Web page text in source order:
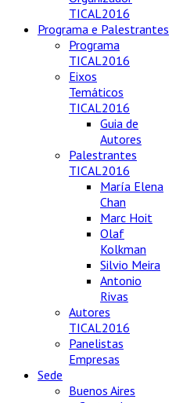
TICAL2016
Programa e Palestrantes
Programa
TICAL2016
Eixos
Temáticos
TICAL2016
Guia de
Autores
Palestrantes
TICAL2016
María Elena
Chan
Marc Hoit
Olaf
Kolkman
Silvio Meira
Antonio
Rivas
Autores
TICAL2016
Panelistas
Empresas
Sede
Buenos Aires